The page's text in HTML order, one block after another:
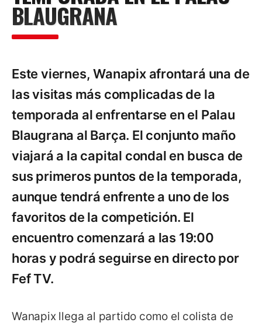
Contacts
BLAUGRANA
Este viernes, Wanapix afrontará una de
las visitas más complicadas de la
temporada al enfrentarse en el Palau
Blaugrana al Barça. El conjunto maño
viajará a la capital condal en busca de
sus primeros puntos de la temporada,
aunque tendrá enfrente a uno de los
favoritos de la competición. El
encuentro comenzará a las 19:00
horas y podrá seguirse en directo por
Fef TV.
Wanapix llega al partido como el colista de